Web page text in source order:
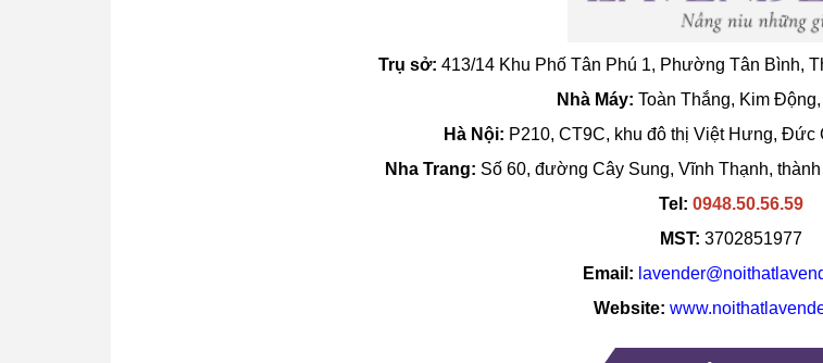
Trụ sở: 413/14 Khu Phố Tân Phú 1, Phường Tân Bình,
Nhà Máy: Toàn Thắng, Kim
Hà Nội: P210, CT9C, khu đô thị Việt Hưng, Đức
Nha Trang: Số 60, đường Cây Sung, Vĩnh Thạnh,
Tel: 0948.50.56.59
MST: 3702851977
Email:
Website: